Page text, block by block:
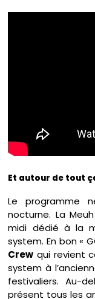
Et autour de tout
Le programme
nocturne. La
midi dédié à la
system. En bon «
Crew qui revient
system à
festivaliers. Au-
présent tous les